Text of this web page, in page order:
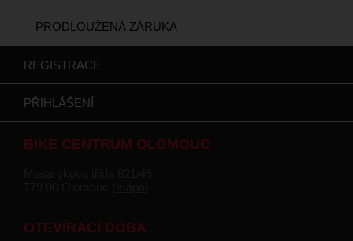
PRODLOUŽENÁ ZÁRUKA
REGISTRACE
PŘIHLÁŠENÍ
BIKE CENTRUM OLOMOUC
OTEVÍRACÍ DOBA